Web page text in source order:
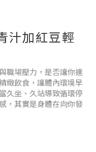
汁加紅豆輕
職場壓力，是否讓你連
緻飲食，讓體內環境早
久坐、久站導致循環停
，其實是身體在向你發
KO 消化卡卡和水分
讀完這篇文章 🥦三纖